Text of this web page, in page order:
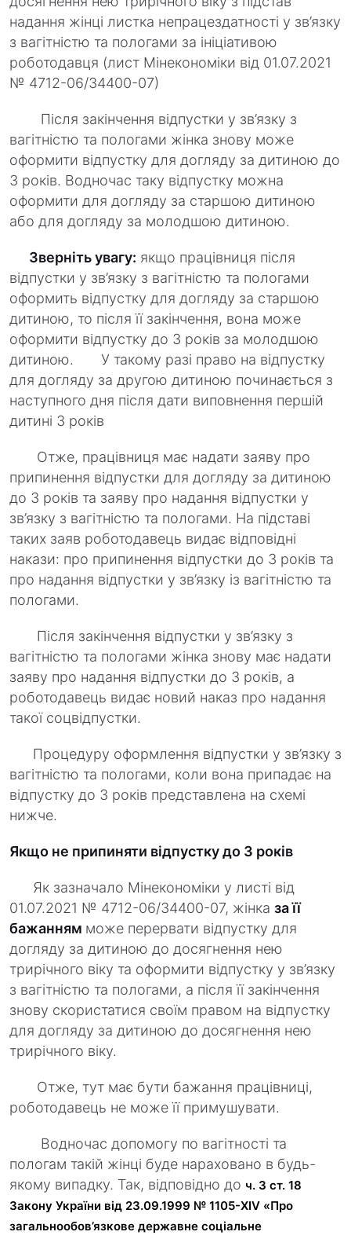
надання жінці листка непрацездатності у зв’язку
з вагітністю та пологами за ініціативою
роботодавця (лист Мінекономіки від 01.07.2021
№ 4712-06/34400-07)
Після закінчення відпустки у зв’язку з
вагітністю та пологами жінка знову може
оформити відпустку для догляду за дитиною до
3 років. Водночас таку відпустку можна
оформити для догляду за старшою дитиною
або для догляду за молодшою дитиною.
Зверніть увагу: якщо працівниця після
відпустки у зв’язку з вагітністю та пологами
оформить відпустку для догляду за старшою
дитиною, то після її закінчення, вона може
оформити відпустку до 3 років за молодшою
дитиною. У такому разі право на відпустку
для догляду за другою дитиною починається з
наступного дня після дати виповнення першій
дитині 3 років
Отже, працівниця має надати заяву про
припинення відпустки для догляду за дитиною
до 3 років та заяву про надання відпустки у
зв’язку з вагітністю та пологами. На підставі
таких заяв роботодавець видає відповідні
накази: про припинення відпустки до 3 років та
про надання відпустки у зв’язку із вагітністю та
пологами.
Після закінчення відпустки у зв’язку з
вагітністю та пологами жінка знову має надати
заяву про надання відпустки до 3 років, а
роботодавець видає новий наказ про надання
такої соцвідпустки.
Процедуру оформлення відпустки у зв’язку з
вагітністю та пологами, коли вона припадає на
відпустку до 3 років представлена на схемі
нижче.
Якщо не припиняти відпустку до 3 років
Як зазначало Мінекономіки у листі від
01.07.2021 № 4712-06/34400-07, жінка за її
бажанням може перервати відпустку для
догляду за дитиною до досягнення нею
трирічного віку та оформити відпустку у зв’язку
з вагітністю та пологами, а після її закінчення
знову скористатися своїм правом на відпустку
для догляду за дитиною до досягнення нею
трирічного віку.
Отже, тут має бути бажання працівниці,
роботодавець не може її примушувати.
Водночас допомогу по вагітності та
пологам такій жінці буде нараховано в будь-
якому випадку. Так, відповідно до ч. 3 ст. 18
Закону України від 23.09.1999 № 1105-XIV «Про
загальнообов’язкове державне соціальне